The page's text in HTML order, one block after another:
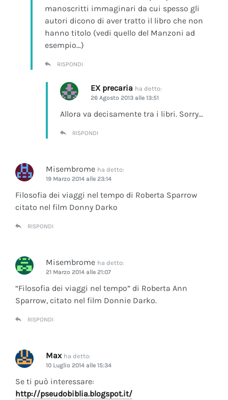
manoscritti immaginari da cui spesso gli
autori dicono di aver tratto il libro che non
hanno titolo (vedi quello del Manzoni ad
esempio…)
RISPONDI
EX precaria ha detto:
26 Agosto 2013 alle 13:51
Allora va decisamente tra i libri. Sorry…
RISPONDI
Misembrome ha detto:
19 Marzo 2014 alle 23:14
Filosofia dei viaggi nel tempo di Roberta Sparrow
citato nel film Donny Darko
RISPONDI
Misembrome ha detto:
21 Marzo 2014 alle 21:07
“Filosofia dei viaggi nel tempo” di Roberta Ann
Sparrow, citato nel film Donnie Darko.
RISPONDI
Max ha detto:
10 Luglio 2014 alle 15:34
Se ti può interessare:
http://pseudobiblia.blogspot.it/